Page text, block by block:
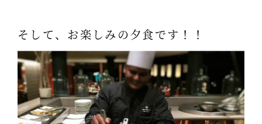
そして、お楽しみの夕食です！！